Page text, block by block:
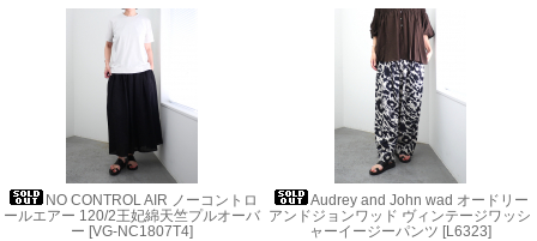
NO CONTROL AIR ノーコントロ
ールエアー 120/2王妃綿天竺プルオーバ
ー [VG-NC1807T4]
Audrey and John wad オードリー
アンドジョンワッド ヴィンテージワッシ
ャーイージーパンツ [L6323]